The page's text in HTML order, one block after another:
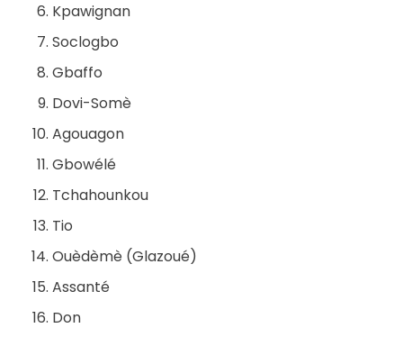
Kpawignan
Soclogbo
Gbaffo
Dovi-Somè
Agouagon
Gbowélé
Tchahounkou
Tio
Ouèdèmè (Glazoué)
Assanté
Don